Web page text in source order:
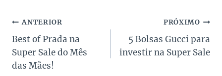
Navegação
de
Post
ANTERIOR
Best of Prada na
Super Sale do Mês
das Mães!
PRÓXIMO
5 Bolsas Gucci para
investir na Super Sale